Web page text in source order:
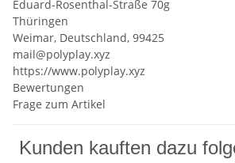
Eduard-Rosenthal-Straße 70g
Thüringen
Weimar, Deutschland, 99425
mail@polyplay.xyz
https://www.polyplay.xyz
Bewertungen
Frage zum Artikel
Kunden kauften dazu